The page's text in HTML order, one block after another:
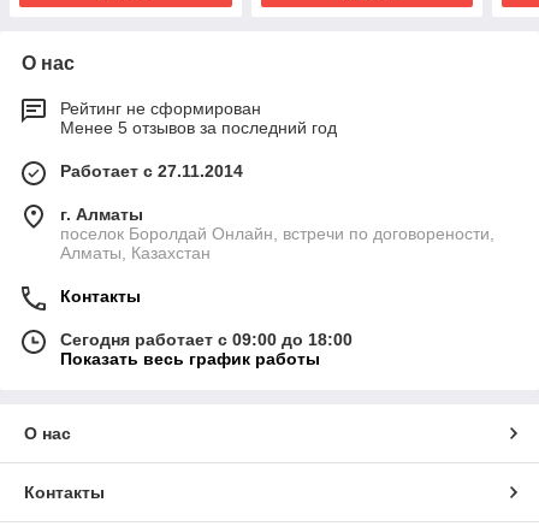
О нас
Рейтинг не сформирован
Менее 5 отзывов за последний год
Работает с 27.11.2014
г. Алматы
поселок Боролдай Онлайн, встречи по договорености,
Алматы, Казахстан
Контакты
Сегодня работает с 09:00 до 18:00
Показать весь график работы
О нас
Контакты